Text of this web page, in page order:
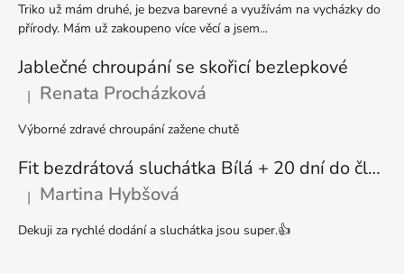
Triko už mám druhé, je bezva barevné a využívám na vycházky do
přírody. Mám už zakoupeno více věcí a jsem...
Jablečné chroupání se skořicí bezlepkové
Hodnocení produktu je 5 z 5 hvězdiček.
| Renata Procházková
Výborné zdravé chroupání zažene chutě
Fit bezdrátová sluchátka Bílá + 20 dní do členství + seznam písniček i audioknih
Hodnocení produktu je 5 z 5 hvězdiček.
| Martina Hybšová
Dekuji za rychlé dodání a sluchátka jsou super.👍